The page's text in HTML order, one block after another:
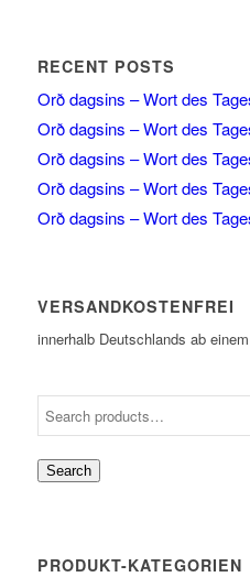
RECENT POSTS
Orð dagsins – Wort des
Orð dagsins – Wort des
Orð dagsins – Wort des
Orð dagsins – Wort des
Orð dagsins – Wort des
VERSANDKOSTENFREI
innerhalb Deutschlands ab
Search
PRODUKT-KATEGORIEN